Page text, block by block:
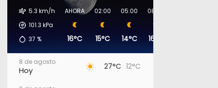
5.3 km/h
101.3 kPa
37 %
AHORA
16°C
02:00
15°C
05:00
14°C
08:00
16°C
8 de agosto
Hoy 27°C 12°C